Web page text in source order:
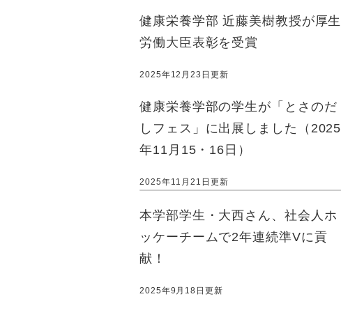
健康栄養学部 近藤美樹教授が厚生
労働大臣表彰を受賞
2025年12月23日更新
健康栄養学部の学生が「とさのだ
しフェス」に出展しました（2025
年11月15・16日）
2025年11月21日更新
本学部学生・大西さん、社会人ホ
ッケーチームで2年連続準Vに貢
献！
2025年9月18日更新